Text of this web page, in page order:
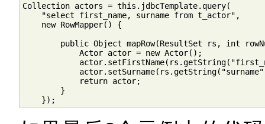
Collection actors = this.jdbcTemplate.query(
    "select first_name, surname from t_actor",
    new RowMapper() {
public Object mapRow(ResultSet rs, int
            Actor actor = new Actor();
            return actor;
        }
    });